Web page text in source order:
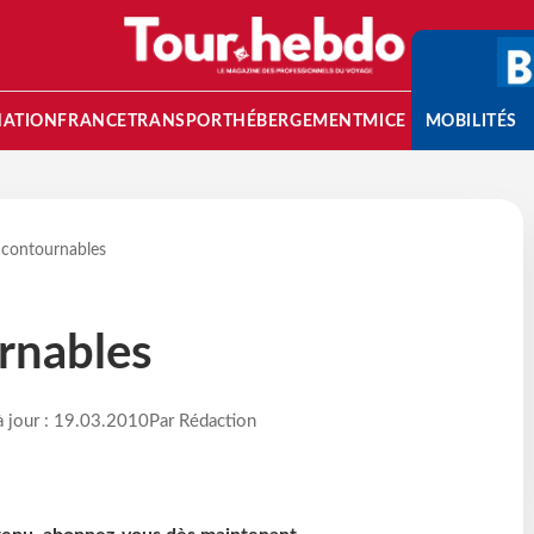
FRANCETRANSPORT HÉBERGEMENTMICE MOBILITÉS
jour : 19.03.2010Par Rédaction